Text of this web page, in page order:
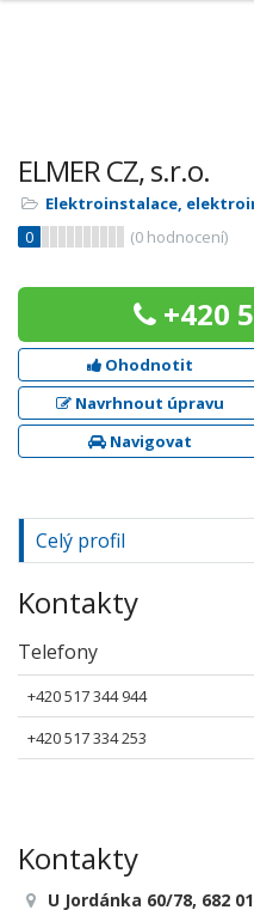
ELMER CZ, s.r.o.
Elektroinstalace,
0
(0 hodnocení)
+420
Ohodnotit
Navrhnout úpravu
Navigovat
Celý profil
Kontakty
Telefony
+420 517 344 944
+420 517 334 253
Kontakty
U Jordánka 60/78, 682